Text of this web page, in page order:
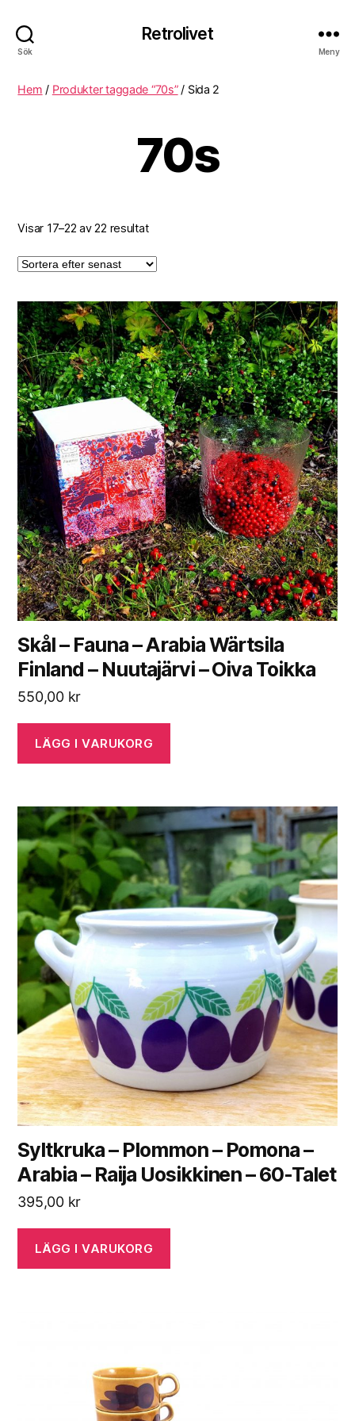
Sök
Retrolivet
Meny
Hem / Produkter taggade “70s”/ Sida 2
70s
Visar 17–22 av 22 resultat
Skål – Fauna – Arabia Wärtsila
Finland – Nuutajärvi – Oiva Toikka
550,00 kr
LÄGG I VARUKORG
Syltkruka – Plommon – Pomona –
Arabia – Raija Uosikkinen – 60-Talet
395,00 kr
LÄGG I VARUKORG